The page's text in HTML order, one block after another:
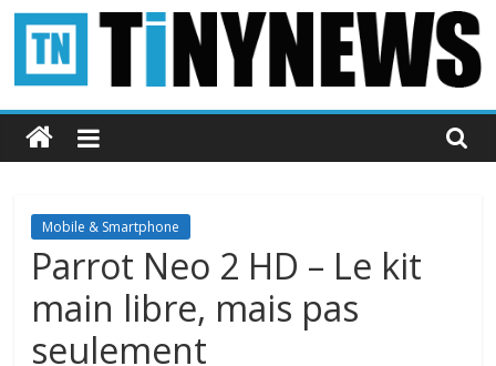
Passer
contenu
Tinynews
Le
belge
connecté
Mobile & Smartphone
Parrot Neo 2 HD – Le kit
main libre, mais pas
seulement